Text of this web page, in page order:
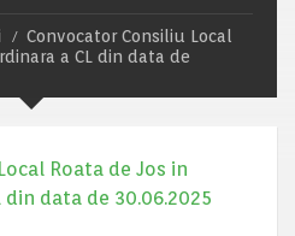
Convocator Consiliu Local
a CL din data de
Roata de Jos in
data de 30.06.2025